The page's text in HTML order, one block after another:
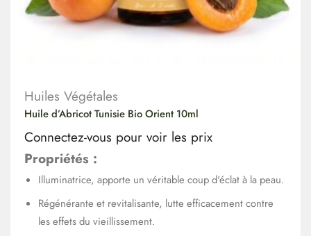
Huiles Végétales
Huile d’Abricot Tunisie Bio Orient 10ml
Connectez-vous pour voir les prix
Propriétés :
Illuminatrice, apporte un véritable coup d'éclat à la peau.
Régénérante et revitalisante, lutte efficacement contre
les effets du vieillissement.